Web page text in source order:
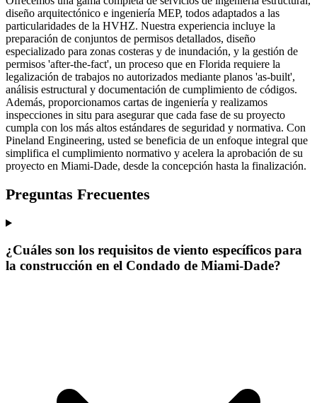
diseño arquitectónico e ingeniería MEP, todos adaptados a las
particularidades de la HVHZ. Nuestra experiencia incluye la
preparación de conjuntos de permisos detallados, diseño
especializado para zonas costeras y de inundación, y la gestión de
permisos 'after-the-fact', un proceso que en Florida requiere la
legalización de trabajos no autorizados mediante planos 'as-built',
análisis estructural y documentación de cumplimiento de códigos.
Además, proporcionamos cartas de ingeniería y realizamos
inspecciones in situ para asegurar que cada fase de su proyecto
cumpla con los más altos estándares de seguridad y normativa. Con
Pineland Engineering, usted se beneficia de un enfoque integral que
simplifica el cumplimiento normativo y acelera la aprobación de su
proyecto en Miami-Dade, desde la concepción hasta la finalización.
Preguntas Frecuentes
¿Cuáles son los requisitos de viento específicos para
la construcción en el Condado de Miami-Dade?